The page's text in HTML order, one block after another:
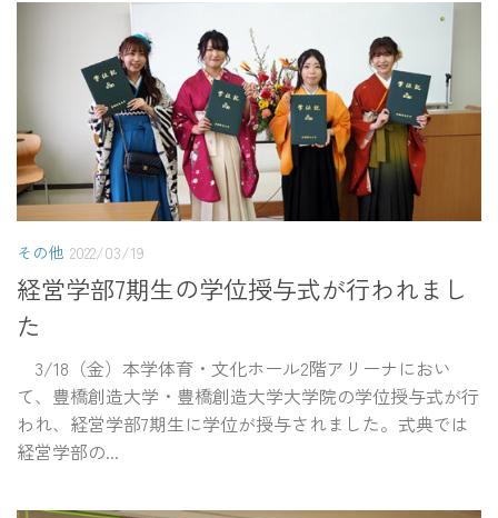
その他 2022/03/19
経営学部7期生の学位授与式が行われまし
た
3/18（金）本学体育・文化ホール2階アリーナにおい
て、豊橋創造大学・豊橋創造大学大学院の学位授与式が行
われ、経営学部7期生に学位が授与されました。式典では
経営学部の...